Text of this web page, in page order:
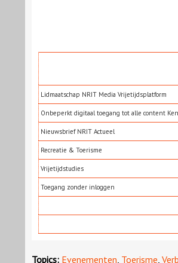
Lidmaatschap NRIT Media Vrijetijdsplatform
Onbeperkt digitaal toegang tot alle content
Nieuwsbrief NRIT Actueel
Recreatie & Toerisme
Vrijetijdstudies
Toegang zonder inloggen
Topics: Evenementen Toerisme